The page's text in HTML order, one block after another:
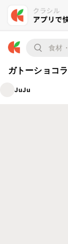
ガトーショコラ
JuJu